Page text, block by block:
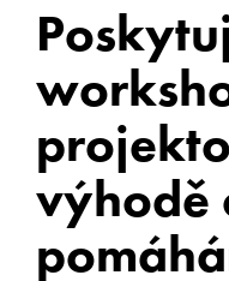
výhodě